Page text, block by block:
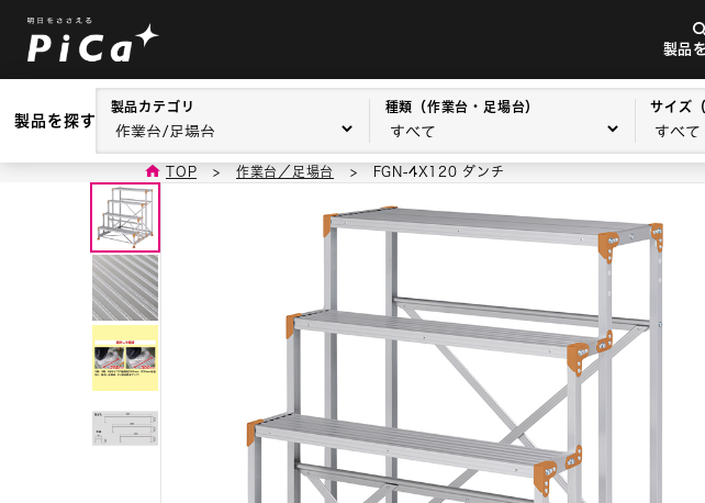
製品
製品を探す
製品カテゴリ 種類（作業台・足場台） サイズ
TOP > 作業台／足場台 > FGN-4X120 ダンチ